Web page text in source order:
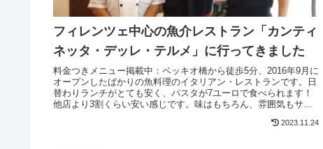
フィレンツェ中心の魚介レストラン「カンティ
ネッタ・デッレ・テルメ」に行ってきました
料金つきメニュー掲載中：ベッキオ橋から徒歩5分、2016年9月に
オープンしたばかりの魚料理のイタリアン・レストランです。日
替わりランチがとても安く、パスタが7ユーロで食べられます！
他店より3割くらい安い感じです。味はもちろん、雰囲気もサー
2023.11.24